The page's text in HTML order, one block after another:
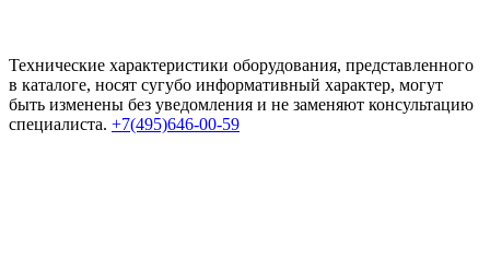
Технические характеристики оборудования, представленного
в каталоге, носят сугубо информативный характер, могут
быть изменены без уведомления и не заменяют консультацию
специалиста. +7(495)646-00-59